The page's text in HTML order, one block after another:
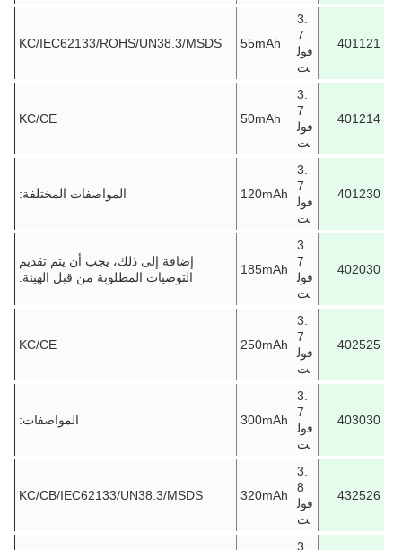
401121
3.
7
فول
ت
55mAh
KC/IEC62133/ROHS/UN38.3/MSDS
401214
3.
7
فول
ت
50mAh
KC/CE
401230
3.
7
فول
ت
120mAh المواصفات المختلفة:
402030
3.
7
فول
ت
185mAh
إضافة إلى ذلك، يجب أن يتم تقديم
التوصيات المطلوبة من قبل الهيئة.
402525
3.
7
فول
ت
250mAh
KC/CE
403030
3.
7
فول
ت
300mAh المواصفات:
432526
3.
8
فول
ت
320mAh
KC/CB/IEC62133/UN38.3/MSDS
3.